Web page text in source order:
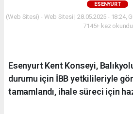
ESENYURT
(Web Sitesi) - Web Sitesi | 28.05.2025 - 18:24,
7145+ kez okundu.
Esenyurt Kent Konseyi,
durumu için İBB yetkilileriyle
tamamlandı, ihale süreci için